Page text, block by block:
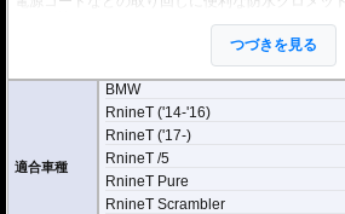
つづきを見る
適合車種
BMW
RnineT ('14-'16)
RnineT ('17-)
RnineT /5
RnineT Pure
RnineT Scrambler